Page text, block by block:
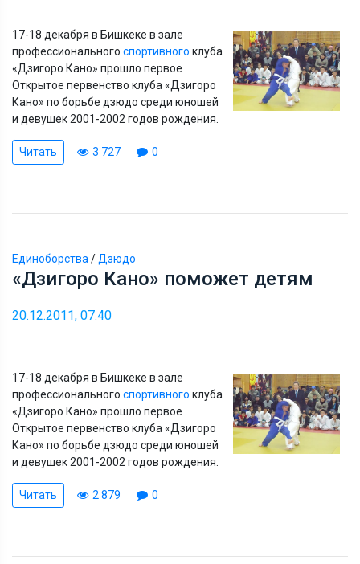
17-18 декабря в Бишкеке в зале
профессионального спортивного клуба
«Дзигоро Кано» прошло первое
Oткрытое первенство клуба «Дзигоро
Кано» по борьбе дзюдо среди юношей
и девушек 2001-2002 годов рождения.
Читать 3 727 0
Единоборства / Дзюдо
«Дзигоро Кано» поможет детям
20.12.2011, 07:40
17-18 декабря в Бишкеке в зале
профессионального спортивного клуба
«Дзигоро Кано» прошло первое
Oткрытое первенство клуба «Дзигоро
Кано» по борьбе дзюдо среди юношей
и девушек 2001-2002 годов рождения.
Читать 2 879 0